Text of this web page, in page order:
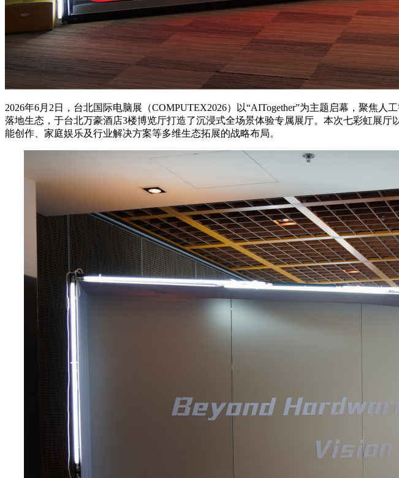
2026年6月2日，台北国际电脑展（COMPUTEX2026）以“AITogether”为主题启幕，聚焦
落地生态，于台北万豪酒店3楼博览厅打造了沉浸式全场景体验专属展厅。本次七彩虹展
能创作、家庭娱乐及行业解决方案等多维生态拓展的战略布局。